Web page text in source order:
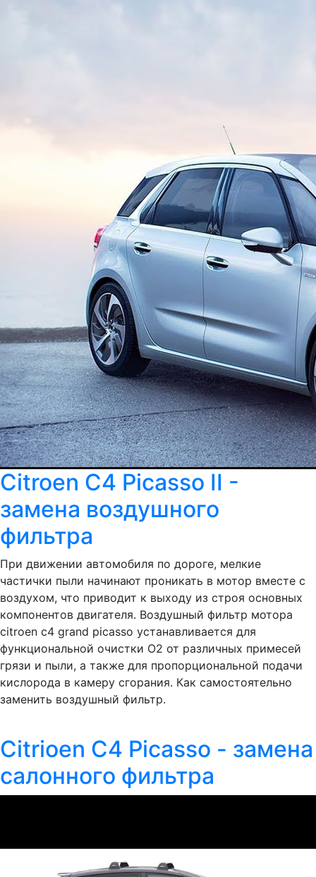
Citroen C4 Picasso II -
замена воздушного
фильтра
При движении автомобиля по дороге, мелкие
частички пыли начинают проникать в мотор вместе с
воздухом, что приводит к выходу из строя основных
компонентов двигателя. Воздушный фильтр мотора
citroen c4 grand picasso устанавливается для
функциональной очистки О2 от различных примесей
грязи и пыли, а также для пропорциональной подачи
кислорода в камеру сгорания. Как самостоятельно
заменить воздушный фильтр.
Citrioen C4 Picasso - замена
салонного фильтра